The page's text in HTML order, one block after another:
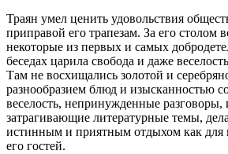
Траян умел ценить удовольствия
приправой его трапезам. За его столом
некоторые из первых и самых
беседах царила свобода и даже
Там не восхищались золотой и
разнообразием блюд и изысканностью
веселость, непринужденные разговоры,
затрагивающие литературные темы,
истинным и приятным отдыхом как для
его гостей.